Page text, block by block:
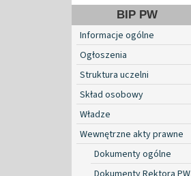
BIP PW
Informacje ogólne
Ogłoszenia
Struktura uczelni
Skład osobowy
Władze
Wewnętrzne akty prawne
Dokumenty ogólne